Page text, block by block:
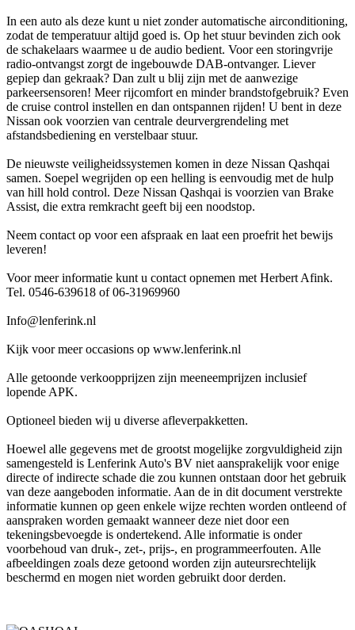
In een auto als deze kunt u niet zonder automatische airconditioning,
zodat de temperatuur altijd goed is. Op het stuur bevinden zich ook
de schakelaars waarmee u de audio bedient. Voor een storingvrije
radio-ontvangst zorgt de ingebouwde DAB-ontvanger. Liever
gepiep dan gekraak? Dan zult u blij zijn met de aanwezige
parkeersensoren! Meer rijcomfort en minder brandstofgebruik? Even
de cruise control instellen en dan ontspannen rijden! U bent in deze
Nissan ook voorzien van centrale deurvergrendeling met
afstandsbediening en verstelbaar stuur.
De nieuwste veiligheidssystemen komen in deze Nissan Qashqai
samen. Soepel wegrijden op een helling is eenvoudig met de hulp
van hill hold control. Deze Nissan Qashqai is voorzien van Brake
Assist, die extra remkracht geeft bij een noodstop.
Neem contact op voor een afspraak en laat een proefrit het bewijs
leveren!
Voor meer informatie kunt u contact opnemen met Herbert Afink.
Tel. 0546-639618 of 06-31969960
Info@lenferink.nl
Kijk voor meer occasions op www.lenferink.nl
Alle getoonde verkoopprijzen zijn meeneemprijzen inclusief
lopende APK.
Optioneel bieden wij u diverse afleverpakketten.
Hoewel alle gegevens met de grootst mogelijke zorgvuldigheid zijn
samengesteld is Lenferink Auto's BV niet aansprakelijk voor enige
directe of indirecte schade die zou kunnen ontstaan door het gebruik
van deze aangeboden informatie. Aan de in dit document verstrekte
informatie kunnen op geen enkele wijze rechten worden ontleend of
aanspraken worden gemaakt wanneer deze niet door een
tekeningsbevoegde is ondertekend. Alle informatie is onder
voorbehoud van druk-, zet-, prijs-, en programmeerfouten. Alle
afbeeldingen zoals deze getoond worden zijn auteursrechtelijk
beschermd en mogen niet worden gebruikt door derden.